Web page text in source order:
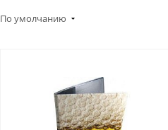
По умолчанию